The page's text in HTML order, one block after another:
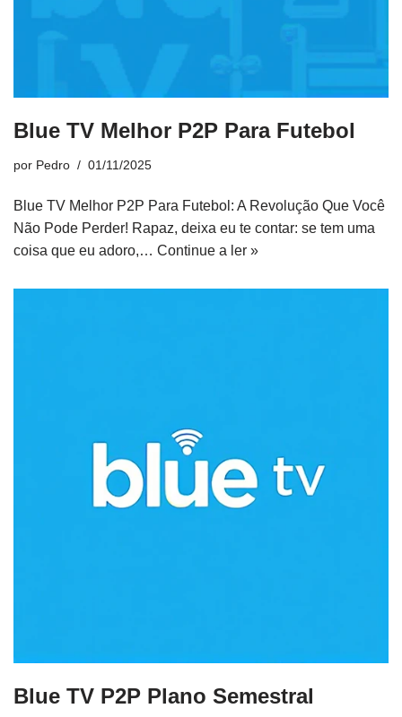
Blue TV Melhor P2P Para Futebol
por Pedro 01/11/2025
Blue TV Melhor P2P Para Futebol: A Revolução Que Você
Não Pode Perder! Rapaz, deixa eu te contar: se tem uma
coisa que eu adoro,… Continue a ler »
Blue TV P2P Plano Semestral